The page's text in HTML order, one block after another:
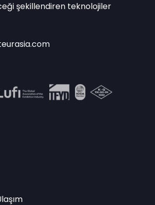
şekillendiren teknolojiler